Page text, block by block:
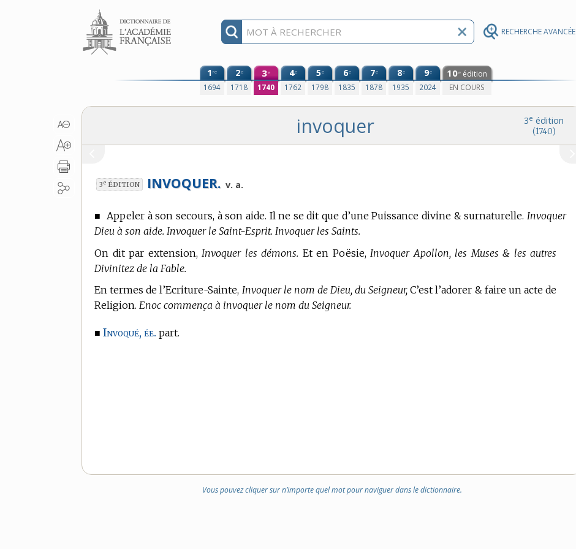
RECHERCHE AVANCÉE
Aller au contenu
1re
1694
2e
1718
3e
1740
4e
1762
5e
1798
6e
1835
7e
1878
8e
1935
9e
2024
10e édition
EN COURS
3e édition
(1740)
invoquer
3e ÉDITION INVOQUER. v. a.
■ Appeler à son secours, à son aide. Il ne se dit que d’une Puissance divine & surnaturelle. Invoquer
Dieu à son aide. Invoquer le Saint-Esprit. Invoquer les Saints.
On dit par extension, Invoquer les démons. Eten Poësie, Invoquer Apollon, les Muses & les autres
Divinitez de la Fable.
Entermes de l’Ecriture-Sainte, Invoquer le nom de Dieu, du Seigneur, C’est l’adorer & faire un acte de
Religion. Enoc commença à invoquer le nom du Seigneur.
■ Invoqué, ée. part.
Vous pouvez cliquer sur n’importe quel mot pour naviguer dans le dictionnaire.